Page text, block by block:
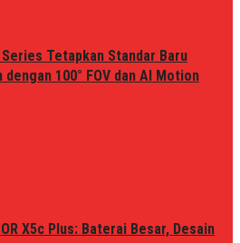
Series Tetapkan Standar Baru
dengan 100° FOV dan AI Motion
X5c Plus: Baterai Besar, Desain